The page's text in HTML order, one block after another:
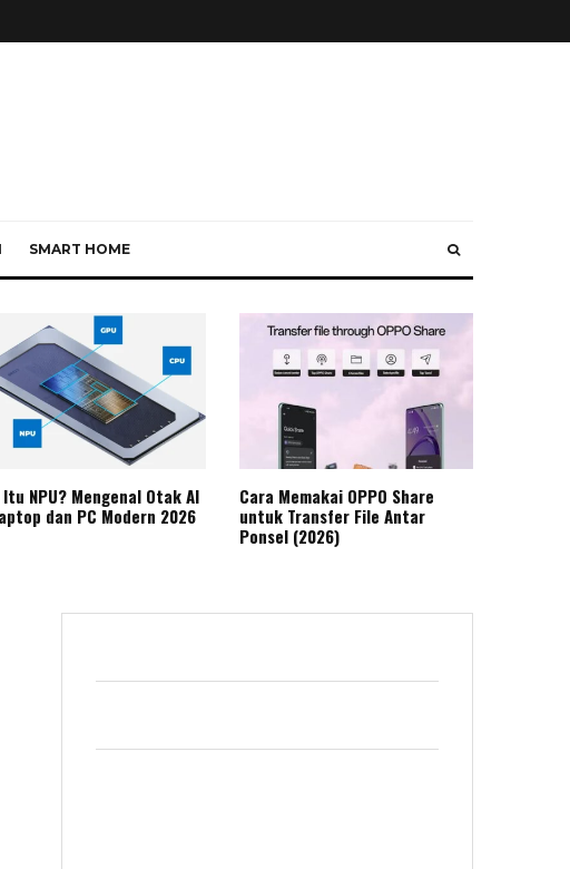
SMART HOME
Itu NPU? Mengenal Otak AI
dan PC Modern 2026
Cara Memakai OPPO Share
untuk Transfer File Antar
Ponsel (2026)